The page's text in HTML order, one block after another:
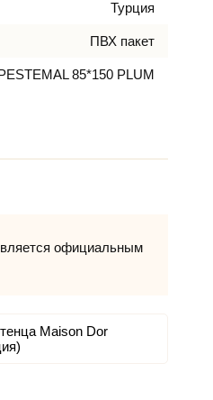
Турция
ПВХ пакет
85*150 PLUM
официальным
Maison Dor